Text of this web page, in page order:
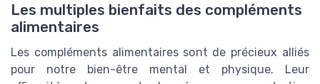
Les multiples bienfaits des compléments
alimentaires
Les compléments alimentaires sont de précieux alliés
pour notre bien-être mental et physique. Leur